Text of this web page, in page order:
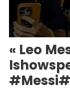
« Leo